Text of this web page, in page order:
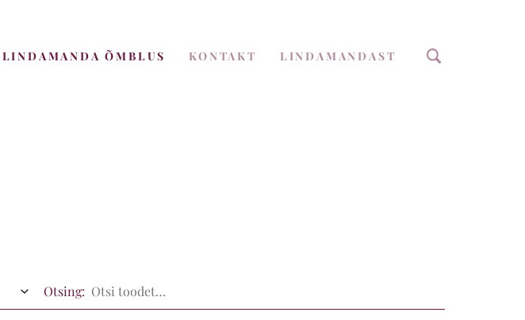
LINDAMANDA ÕMBLUS KONTAKT LINDAMANDAST
Otsing: